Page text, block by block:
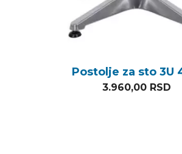
Postolje za sto 3U
3.960,00 RSD